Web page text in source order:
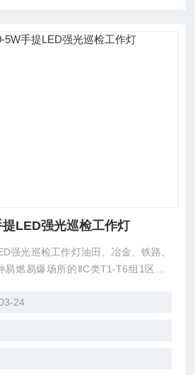
LED强光巡检工作灯
强光巡检工作灯油田、冶金、铁路、
燃易爆场所的ⅡC类T1-T6组1区、2
爆等级，*按照国家防爆标准生产，可
24